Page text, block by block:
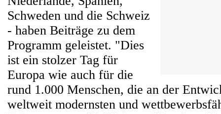
Schweden und die Schweiz
- haben Beiträge zu dem
Programm geleistet. "Dies
ist ein stolzer Tag für
Europa wie auch für die
rund 1.000 Menschen, die an der
weltweit modernsten und